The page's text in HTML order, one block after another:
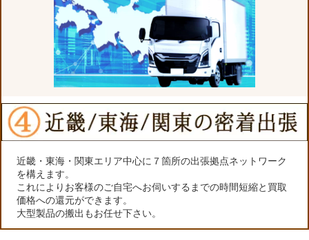
近畿・東海・関東エリア中心に７箇所の出張拠点ネットワーク
を構えます。
これによりお客様のご自宅へお伺いするまでの時間短縮と買取
価格への還元ができます。
大型製品の搬出もお任せ下さい。